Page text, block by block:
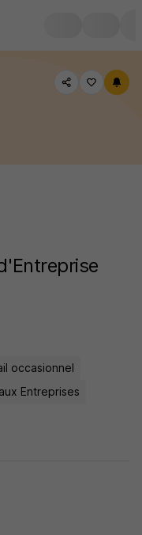
occasionnel
Entreprises